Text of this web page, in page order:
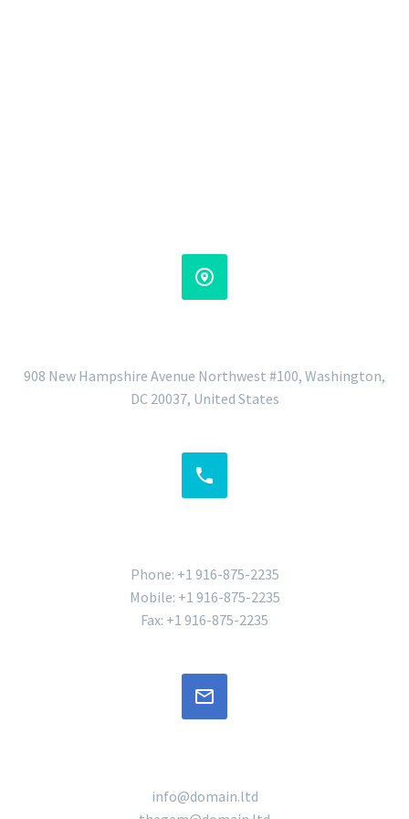


908 New Hampshire Avenue Northwest #100, Washington,
DC 20037, United States


Phone: +1 916-875-2235
Mobile: +1 916-875-2235
Fax: +1 916-875-2235


info@domain.ltd